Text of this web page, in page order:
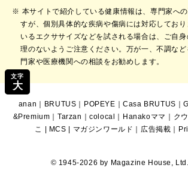
文字
大
本サイトで紹介している健康情報は、専門家へ
すが、個別具体的な疾病や傷病には対応してお
いるエクササイズなどを試される場合は、ご自
理のないようご注意ください。万が一、不調な
門家や医療機関への相談をお勧めします。
anan BRUTUS POPEYE ｜Casa BRUTUS ｜
&Premium ｜Tarzan ｜colocal Hanakoママ ク
こ
MCS マガジンワールド 広告掲載
© 1945-2026 by Magazine House,